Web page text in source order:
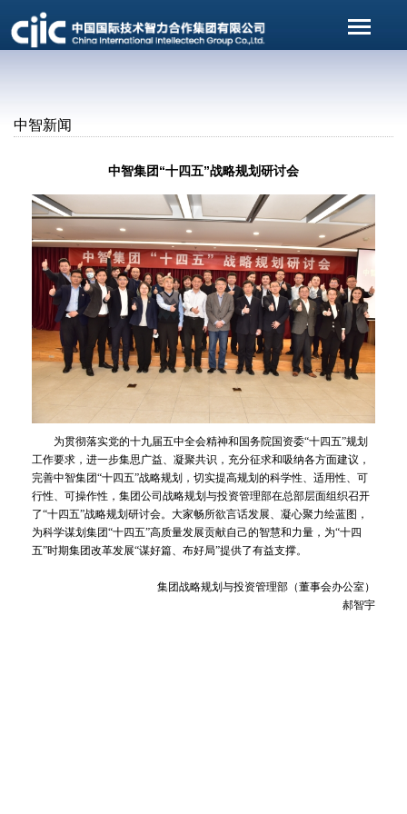
中智新闻
中智集团“十四五”战略规划研讨会
为贯彻落实党的十九届五中全会精神和国务院国资委“十四五”规划
工作要求，进一步集思广益、凝聚共识，充分征求和吸纳各方面建议，
完善中智集团“十四五”战略规划，切实提高规划的科学性、适用性、可
行性、可操作性，集团公司战略规划与投资管理部在总部层面组织召开
了“十四五”战略规划研讨会。大家畅所欲言话发展、凝心聚力绘蓝图，
为科学谋划集团“十四五”高质量发展贡献自己的智慧和力量，为“十四
五”时期集团改革发展“谋好篇、布好局”提供了有益支撑。
集团战略规划与投资管理部（董事会办公室）
郝智宇